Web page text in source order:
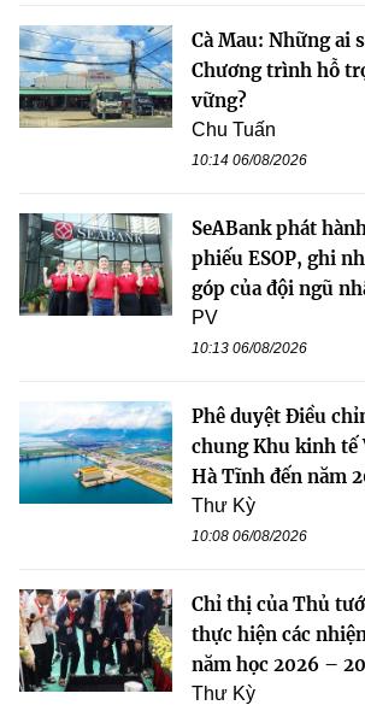
Cà Mau: Những ai
Chương trình hỗ
vững?
Chu Tuấn
10:14 06/08/2026
SeABank phát
phiếu ESOP, ghi
góp của đội ngũ
PV
10:13 06/08/2026
Phê duyệt Điều
chung Khu kinh tế
Hà Tĩnh đến năm
Thư Kỳ
10:08 06/08/2026
Chỉ thị của Thủ
thực hiện các
năm học 2026 –
Thư Kỳ